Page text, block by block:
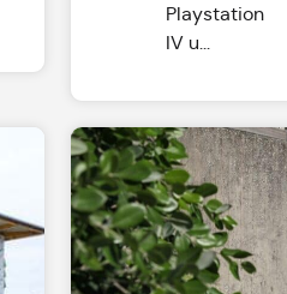
Playstation
IV u...